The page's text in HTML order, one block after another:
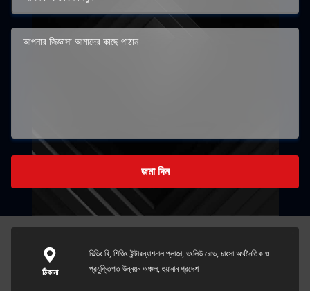
জমা দিন
ঠিকানা
বিল্ডিং বি, শিজিং ইন্টারন্যাশনাল প্লাজা, ডংলিউ রোড, চাংসা অর্থনৈতিক ও
প্রযুক্তিগত উন্নয়ন অঞ্চল, হুয়ানান প্রদেশ